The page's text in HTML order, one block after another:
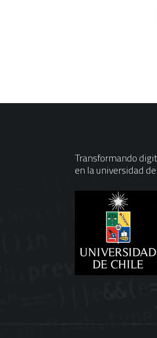
Transformando
en la universidad